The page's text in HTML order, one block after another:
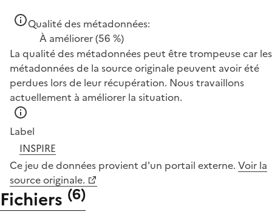
Qualité des métadonnées:
À améliorer(56 %)
La qualité des métadonnées peut être trompeuse car les
métadonnées de la source originale peuvent avoir été
perdues lors de leur récupération. Nous travaillons
actuellement à améliorer la situation.
Label
INSPIRE
Ce jeu de données provient d'un portail externe. Voir la
source originale.
Fichiers (6)